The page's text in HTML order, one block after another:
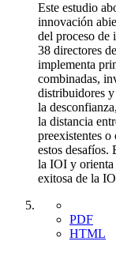
Este estudio
innovación
del proceso de
38 directores
implementa
combinadas,
distribuidores
la
la distancia
preexistentes
estos desafíos.
la IOI y orienta
exitosa de la
PDF
HTML